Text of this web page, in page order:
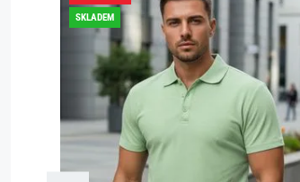
SKLADEM